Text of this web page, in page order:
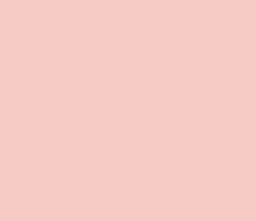
在整个夏天都有比基尼套装穿，优
头(如游泳池边缘)或木头（尤其是
尼，不要用盐水。我们总是建议洗
。使用适合精细织物的产品，一种简